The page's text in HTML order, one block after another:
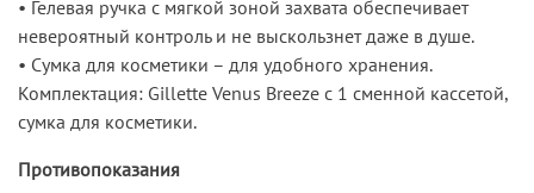
• Гелевая ручка с мягкой зоной захвата обеспечивает
невероятный контроль и не выскользнет даже в душе.
• Сумка для косметики – для удобного хранения.
Комплектация: Gillette Venus Breeze с 1 сменной кассетой,
сумка для косметики.
Противопоказания